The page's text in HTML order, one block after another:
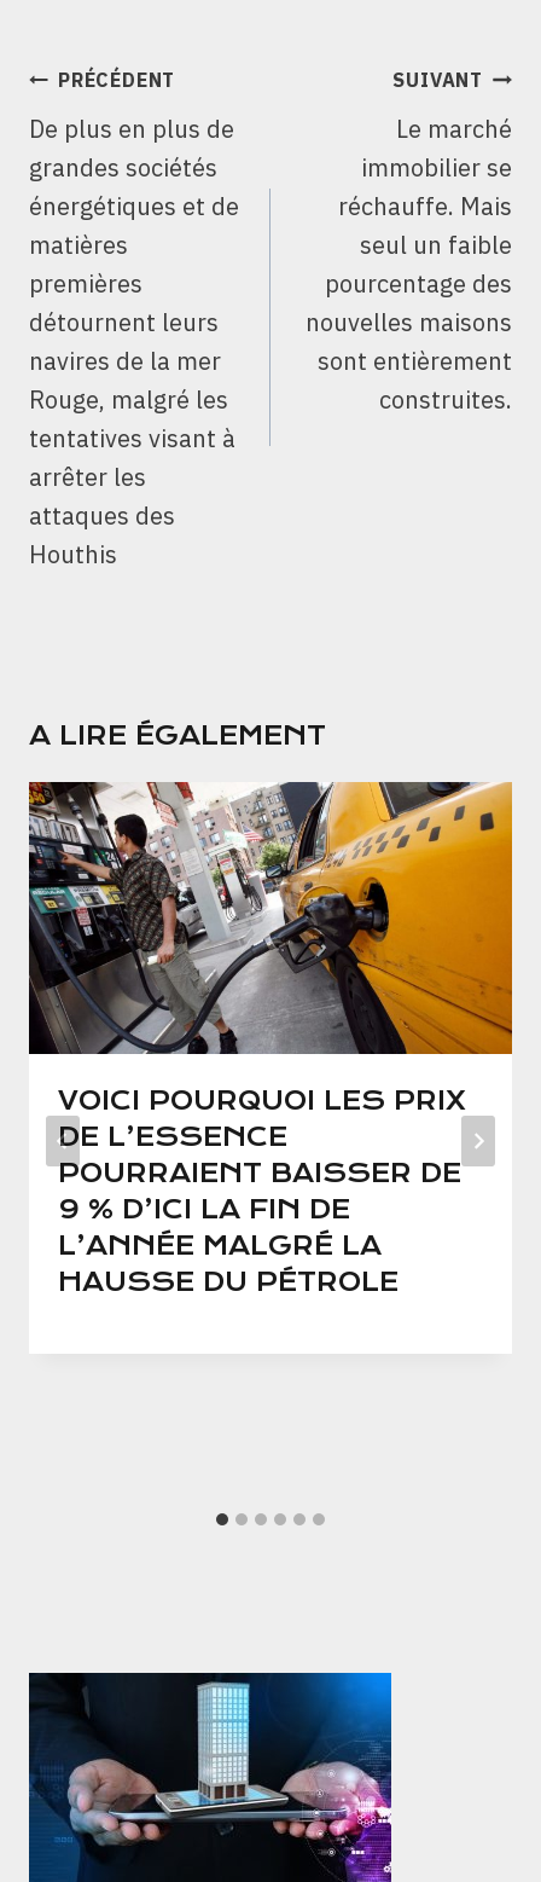
NAVIGATION
L’ARTICLE
PRÉCÉDENT
De plus en plus de
grandes sociétés
énergétiques et de
matières
premières
détournent leurs
navires de la mer
Rouge, malgré les
tentatives visant à
arrêter les
attaques des
Houthis
SUIVANT
Le marché
immobilier se
réchauffe. Mais
seul un faible
pourcentage des
nouvelles maisons
sont entièrement
construites.
A LIRE ÉGALEMENT
VOICI POURQUOI LES PRIX
DE L’ESSENCE
POURRAIENT BAISSER DE
9 % D’ICI LA FIN DE
L’ANNÉE MALGRÉ LA
HAUSSE DU PÉTROLE